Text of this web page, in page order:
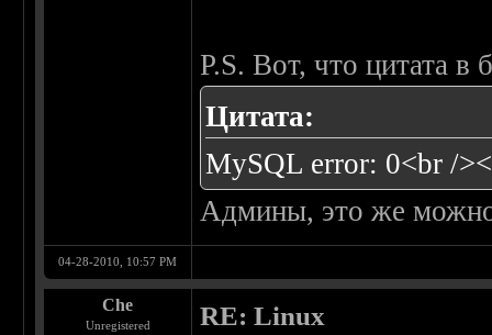
P.S. Вот, что цитата в
Цитата:
MySQL error: 0<br /
Админы, это же
04-28-2010, 10:57 PM
Che
Unregistered RE: Linux